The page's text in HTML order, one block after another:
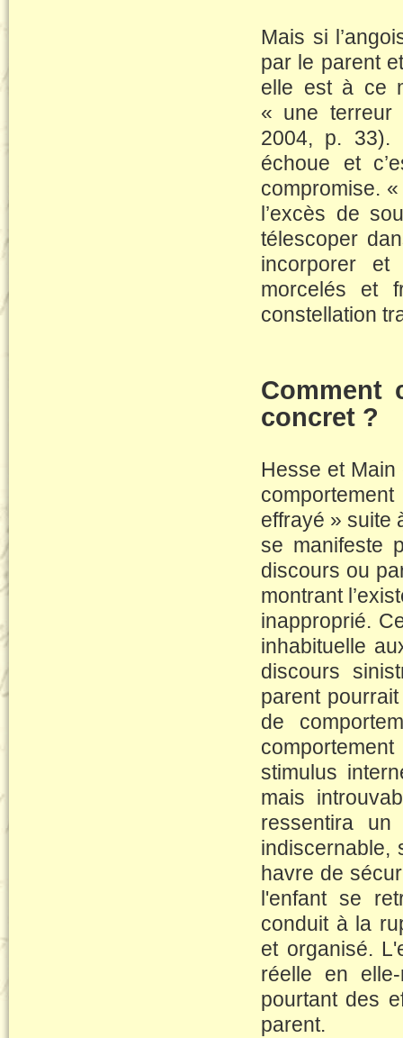
Mais si
par le parent
elle est à ce
« une terreur
2004, p. 33).
échoue et
compromise.
l’excès de
télescoper
incorporer et
morcelés et
constellation
Comment
concret ?
Hesse et Main
effrayé » suite
se manifeste
discours ou
montrant
inapproprié.
inhabituelle
discours
parent
de
stimulus
mais
ressentira
indiscernable,
havre de
l'enfant se
conduit à la
et organisé.
réelle en
pourtant des
parent.